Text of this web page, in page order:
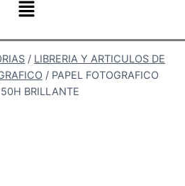
/ LIBRERIA Y ARTICULOS DE
/ PAPEL FOTOGRAFICO
BRILLANTE